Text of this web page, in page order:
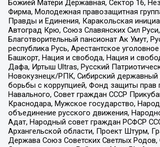
Божией Матери Державная, Сектор 16,
Фирма, Молодежная правозащитная
Правды и Единения, Каракольская
Автоград Крю, Союз Славянских Сил
Благотворительный пансионат Ак Умут,
республика Русь, Арестантское
Башкорт, Нация и свобода, Нация и
Дафа, Иртыш Ultras, Русский
Новокузнецк/РПК, Сибирский
борьбы с коррупцией, Фонд защиты
Навального, Совет граждан СССР
Краснодара, Мужское государство,
объединение русского движения,
Адат, Народный совет граждан РСФСР
Архангельской области, Проект Штурм,
Держава Союз Советских Светлых Родов,